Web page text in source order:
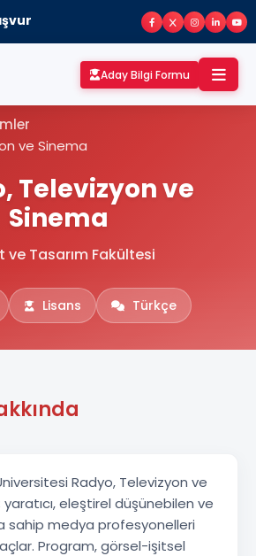
Aday Bilgi Formu
ve Sinema
Televizyon ve
Sinema
ve Tasarım Fakültesi
Lisans Türkçe
Radyo, Televizyon ve
eleştirel düşünebilen ve
sahip medya profesyonelleri
Program, görsel-işitsel